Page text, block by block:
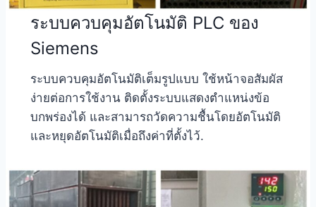
ระบบควบคุมอัตโนมัติ PLC ของ
Siemens
ระบบควบคุมอัตโนมัติเต็มรูปแบบ ใช้หน้าจอสัมผัส
ง่ายต่อการใช้งาน ติดตั้งระบบแสดงตำแหน่งข้อ
บกพร่องได้ และสามารถวัดความชื้นโดยอัตโนมัติ
และหยุดอัตโนมัติเมื่อถึงค่าที่ตั้งไว้.